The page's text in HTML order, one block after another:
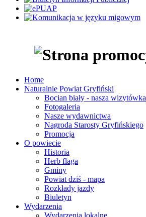
Home
Naturalnie Powiat Gryfiński
Bocian biały - nasza wizytówka
Fotogaleria
Nasze wydawnictwa
Nagroda Starosty Gryfińskiego
Promocja
O powiecie
Historia
Herb flaga
Gminy
Powiat dziś - mapa
Rozkłady jazdy
Biuletyn
Wydarzenia
Wydarzenia lokalne